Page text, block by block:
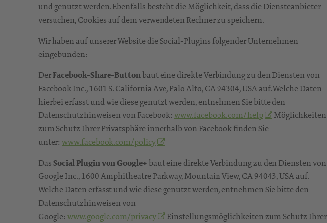
und genutzt werden. Ebenfalls besteht die Möglichkeit, dass die Diensteanbieter
versuchen, Cookies auf dem verwendeten Rechner zu speichern.
Wir haben auf unserer Website die Social-Plugins folgender Unternehmen
eingebunden:
DerFacebook-Share-Buttonbaut eine direkte Verbindung zu den Diensten von
Facebook Inc., 1601 S. California Ave, Palo Alto, CA 94304, USA auf. Welche Daten
hierbei erfasst und wie diese genutzt werden, entnehmen Sie bitte den
Datenschutzhinweisen von Facebook: www.facebook.com/help
Möglichkeiten
zum Schutz Ihrer Privatsphäre innerhalb von Facebook finden Sie
unter: www.facebook.com/policy
DasSocial Plugin von Google+baut eine direkte Verbindung zu den Diensten von
Google Inc., 1600 Amphitheatre Parkway, Mountain View, CA 94043, USA auf.
Welche Daten erfasst und wie diese genutzt werden, entnehmen Sie bitte den
Datenschutzhinweisen von
Google: www.google.com/privacy
Einstellungsmöglichkeiten zum Schutz Ihrer